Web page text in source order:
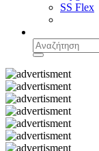
SS Flex